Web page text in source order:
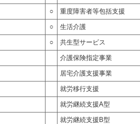
○ 重度障害者等包括支援
○ 生活介護
○ 共生型サービス
介護保険指定事業
居宅介護支援事業
就労移行支援
就労継続支援A型
就労継続支援B型